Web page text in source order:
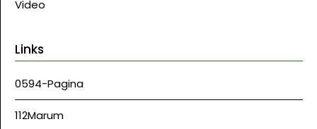
Video
Links
0594-Pagina
112Marum